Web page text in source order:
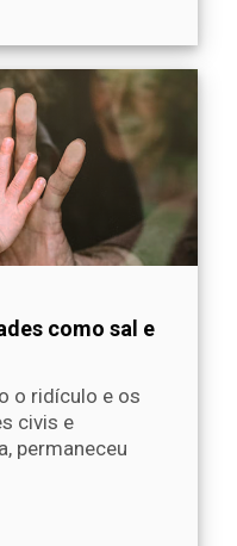
como sal e
o ridículo e os
civis e
permaneceu